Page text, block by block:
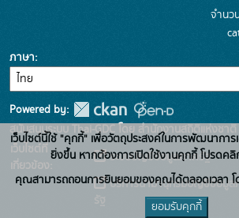
จำนว
ภาษา
Powered by:
สนับสนุนระบบ Thai-GDC โดย สำนักงานสถิติแห่งชาติ
เว็บไซต์ที่
เกี่ยวข้อง:
ระบบบัญชีข้อมูลภาครัฐ
บริการนามานุกรมบัญชีข้อมูล
เว็บไซต์นี้ใช้ "คุกกี้" เพื่อวัตถุประสงค์ในการพัฒนาการ
ยิ่งขึ้น หากต้องการเปิดใช้งานคุกกี้ โปรดค
คุณสามารถถอนการยินยอมของคุณได้ตลอดเวลา
ยอมรับคุกกี้